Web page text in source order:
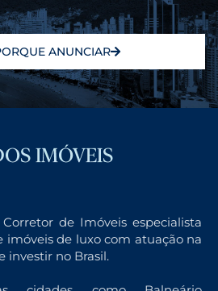
ANUNCIAR
Corretor de Imóveis especialista
de luxo com atuação na
investir no Brasil.